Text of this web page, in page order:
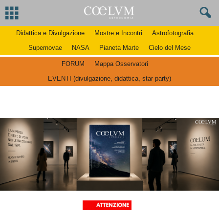
Didattica e Divulgazione Mostre e Incontri
Astrofotografia
Supernovae
NASA Pianeta Marte Cielo del Mese
FORUM
Mappa Osservatori
EVENTI (divulgazione, didattica, star party)